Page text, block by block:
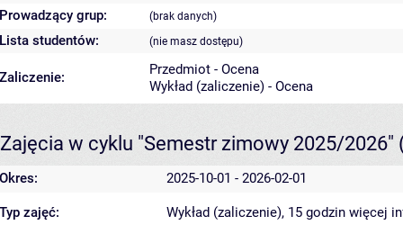
Prowadzący grup: (brak danych)
Lista studentów: (nie masz dostępu)
Zaliczenie:
Przedmiot - Ocena
Wykład (zaliczenie) - Ocena
Zajęcia w cyklu "Semestr zimowy 2025/2026"
Okres: 2025-10-01 - 2026-02-01
Typ zajęć: Wykład (zaliczenie), 15 godzin więcej